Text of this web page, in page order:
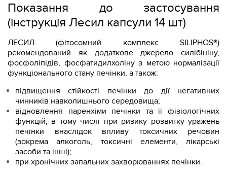
Показання до застосування
(інструкція Лесил капсули 14 шт)
ЛЕСИЛ (фітосомний комплекс SILIPHOS®)
рекомендований як додаткове джерело силібініну,
фосфоліпідів, фосфатидилхоліну з метою нормалізації
функціонального стану печінки, а також:
підвищення стійкості печінки до дії негативних
чинників навколишнього середовища;
відновлення паренхіми печінки та її фізіологічних
функцій, в тому числі при ризику розвитку уражень
печінки внаслідок впливу токсичних речовин
(зокрема алкоголь, токсичні елементи, лікарські
засоби та інші);
при хронічних запальних захворюваннях печінки.